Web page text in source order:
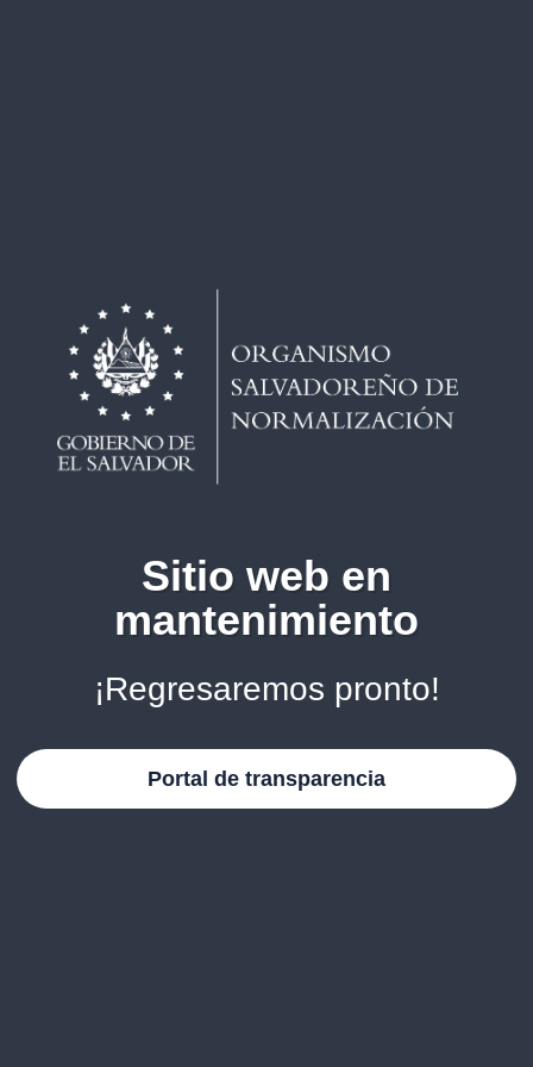
Sitio web en
mantenimiento
¡Regresaremos pronto!
Portal de transparencia